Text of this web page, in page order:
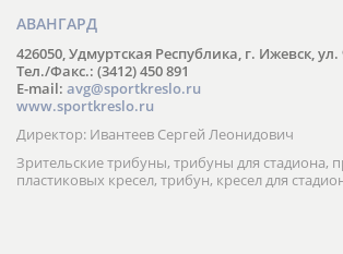
АВАНГАРД
426050, Удмуртская Республика, г. Ижевск,
Тел./Факс.: (3412) 450 891
E-mail: avg@sportkreslo.ru
www.sportkreslo.ru
Директор: Ивантеев Сергей Леонидович
Зрительские трибуны, трибуны для стадиона,
пластиковых кресел, трибун, кресел для